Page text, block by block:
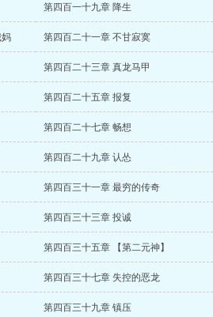
第四百一十九章 降生
第四百二十一章 不甘寂寞
第四百二十三章 真龙马甲
第四百二十五章 报复
第四百二十七章 畅想
第四百二十九章 认怂
第四百三十一章 最穷的传奇
第四百三十三章 投诚
第四百三十五章 【第二元神】
第四百三十七章 失控的恶龙
第四百三十九章 镇压